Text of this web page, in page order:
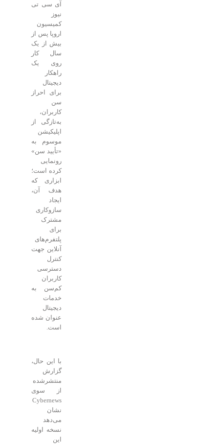
آی سی تی
کمیسیون
اروپا پس از
بیش از یک
سال کار
روی یک
راهکار
دیجیتال
برای احراز
کاربران،
به‌تازگی از
اپلیکیشن
موسوم به
«تأیید سن»
رونمایی
کرده است؛
ابزاری که
هدف آن،
سازوکاری
مشترک
پلتفرم‌های
آنلاین جهت
کنترل
دسترسی
کاربران
کم‌سن به
خدمات
دیجیتال
عنوان شده
با این حال،
گزارش
منتشرشده
از سوی
Cybernews
نشان
می‌دهد
نسخه اولیه